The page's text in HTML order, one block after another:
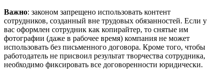
Важно: законом запрещено использовать контент
сотрудников, созданный вне трудовых обязанностей. Если у
вас оформлен сотрудник как копирайтер, то снятые им
фотографии (даже в рабочее время) компания не может
использовать без письменного договора. Кроме того, чтобы
работодатель не присвоил результат творчества сотрудника,
необходимо фиксировать все договоренности юридически.